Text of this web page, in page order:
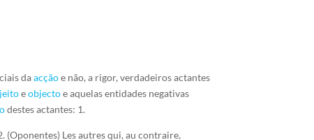
daacçãoe não, a rigor, verdadeiros actantes
eobjectoe aquelas entidades negativas
destes actantes: 1.
(Oponentes) Les autres qui, au contraire,